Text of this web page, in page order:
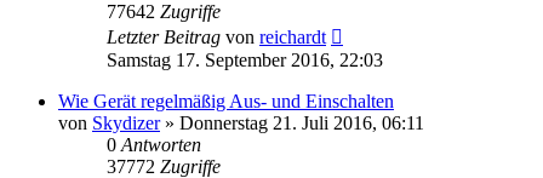
77642 Zugriffe
Letzter Beitrag von reichardt
Samstag 17. September 2016, 22:03
Wie Gerät regelmäßig Aus- und Einschalten
von Skydizer» Donnerstag 21. Juli 2016, 06:11
0 Antworten
37772 Zugriffe